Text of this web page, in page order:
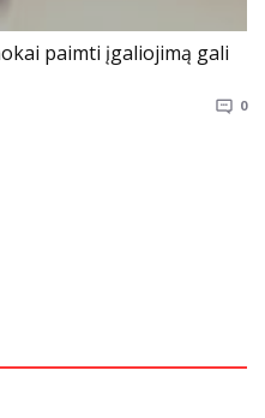
paimti įgaliojimą gali
0